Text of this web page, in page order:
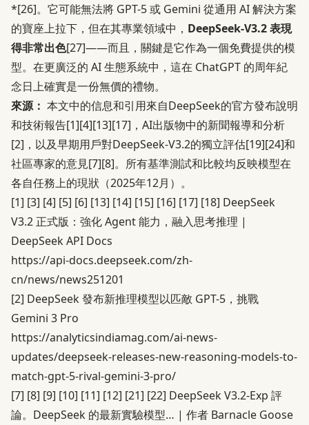
*[26]。它可能無法將 GPT-5 或 Gemini 從通用 AI 解決方案
的寶座上拉下，但在其專業領域中， DeepSeek-V3.2 表現
得非常出色[27]——而且，關鍵是它作為一個免費提供的模
型。在更廣泛的 AI 生態系統中，這在 ChatGPT 的周年紀
念日上確實是一份無價的禮物。
來源： 本文中的信息和引用來自DeepSeek的官方發布說明
和技術報告[1][4][13][17] ，AI出版物中的新聞報導和分析
[2] ，以及早期用戶對DeepSeek-V3.2的獨立評估[19][24]和
社區專家的意見[7][8]。所有基準測試和比較均反映模型在
各自任務上的現狀（2025年12月）。
[1] [3] [4] [5] [6] [13] [14] [15] [16] [17] [18] DeepSeek
V3.2 正式版：強化 Agent 能力，融入思考推理 |
DeepSeek API Docs
https://api-docs.deepseek.com/zh-
cn/news/news251201
[2] DeepSeek 發布新推理模型以匹敵 GPT-5，挑戰
Gemini 3 Pro
https://analyticsindiamag.com/ai-news-
updates/deepseek-releases-new-reasoning-models-to-
match-gpt-5-rival-gemini-3-pro/
[7] [8] [9] [10] [11] [12] [21] [22] DeepSeek V3.2-Exp 評
論。DeepSeek 的最新實驗模型… | 作者 Barnacle Goose